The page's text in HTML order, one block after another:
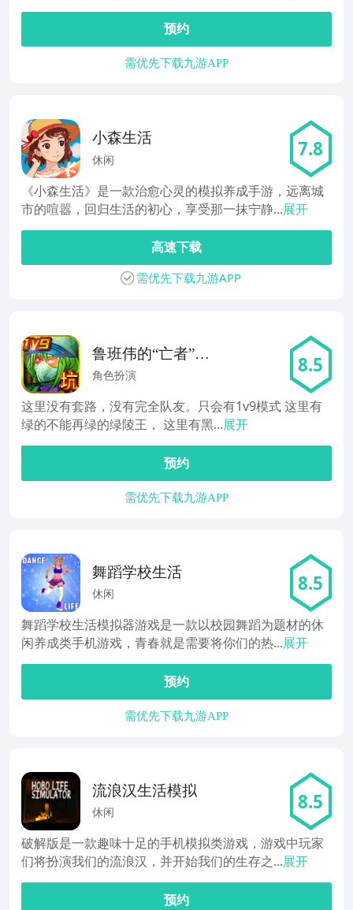
预约
需优先下载九游APP
小森生活
休闲 7.8
《小森生活》是一款治愈心灵的模拟养成手游，远离城
市的喧嚣，回归生活的初心，享受那一抹宁静...展开
高速下载
需优先下载九游APP
鲁班伟的“亡者”生
活
角色扮演 8.5
这里没有套路，没有完全队友。只会有1v9模式 这里有
绿的不能再绿的绿陵王， 这里有黑...展开
预约
需优先下载九游APP
舞蹈学校生活
休闲 8.5
舞蹈学校生活模拟器游戏是一款以校园舞蹈为题材的休
闲养成类手机游戏，青春就是需要将你们的热...展开
预约
需优先下载九游APP
流浪汉生活模拟
休闲 8.5
破解版是一款趣味十足的手机模拟类游戏，游戏中玩家
们将扮演我们的流浪汉，并开始我们的生存之...展开
预约